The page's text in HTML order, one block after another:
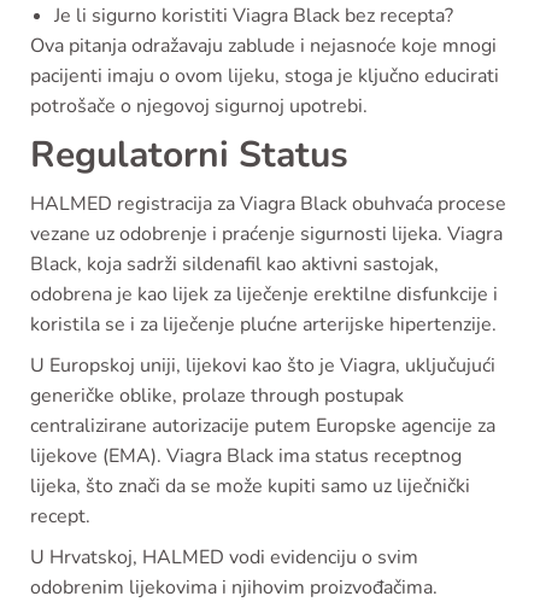
Je li sigurno koristiti Viagra Black bez recepta?
Ova pitanja odražavaju zablude i nejasnoće koje mnogi
pacijenti imaju o ovom lijeku, stoga je ključno educirati
potrošače o njegovoj sigurnoj upotrebi.
Regulatorni Status
HALMED registracija za Viagra Black obuhvaća procese
vezane uz odobrenje i praćenje sigurnosti lijeka. Viagra
Black, koja sadrži sildenafil kao aktivni sastojak,
odobrena je kao lijek za liječenje erektilne disfunkcije i
koristila se i za liječenje plućne arterijske hipertenzije.
U Europskoj uniji, lijekovi kao što je Viagra, uključujući
generičke oblike, prolaze through postupak
centralizirane autorizacije putem Europske agencije za
lijekove (EMA). Viagra Black ima status receptnog
lijeka, što znači da se može kupiti samo uz liječnički
recept.
U Hrvatskoj, HALMED vodi evidenciju o svim
odobrenim lijekovima i njihovim proizvođačima.